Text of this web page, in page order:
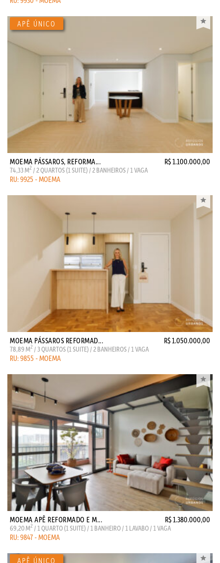
MOEMA PÁSSAROS, REFORMA... R$ 1.100.000,00
74,33 M2 / 2 QUARTOS (1 SUITE) / 2 BANHEIROS / 1 VAGA
RU: 9925 - MOEMA
MOEMA PÁSSAROS REFORMAD... R$ 1.050.000,00
78,89 M2 / 3 QUARTOS (1 SUITE) / 2 BANHEIROS / 1 VAGA
RU: 9855 - MOEMA
MOEMA APÊ REFORMADO E M... R$ 1.380.000,00
69,20 M2 / 1 QUARTO (1 SUITE) / 1 BANHEIRO / 1 LAVABO / 1 VAGA
RU: 9847 - MOEMA